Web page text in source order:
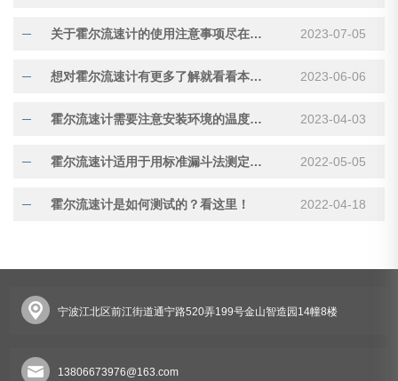
关于霍尔流速计的使用注意事项尽在本篇 2023-07-05
想对霍尔流速计有更多了解就看看本篇吧 2023-06-06
霍尔流速计需要注意安装环境的温度影响 2023-04-03
霍尔流速计适用于用标准漏斗法测定金属粉末的流动性 2022-05-05
霍尔流速计是如何测试的？看这里！ 2022-04-18
宁波江北区前江街道通宁路520弄199号金山智造园14幢8楼
13806673976@163.com